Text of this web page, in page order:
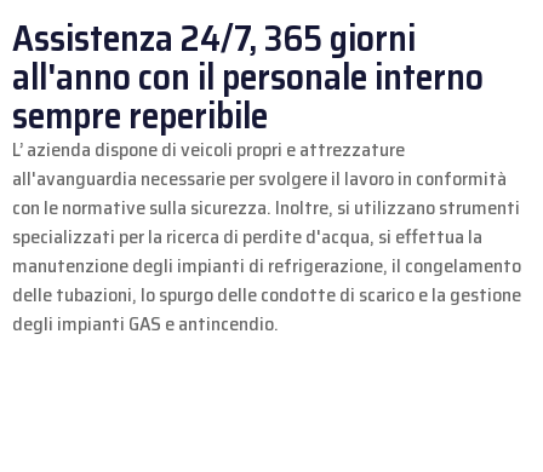
Assistenza 24/7, 365 giorni
all'annocon il personale interno
sempre reperibile
L’ azienda dispone di veicoli propri e attrezzature
all'avanguardia necessarie per svolgere il lavoro in conformità
con le normative sulla sicurezza. Inoltre, si utilizzano strumenti
specializzati per la ricerca di perdite d'acqua, si effettua la
manutenzione degli impianti di refrigerazione, il congelamento
delle tubazioni, lo spurgo delle condotte di scarico e la gestione
degli impianti GAS e antincendio.